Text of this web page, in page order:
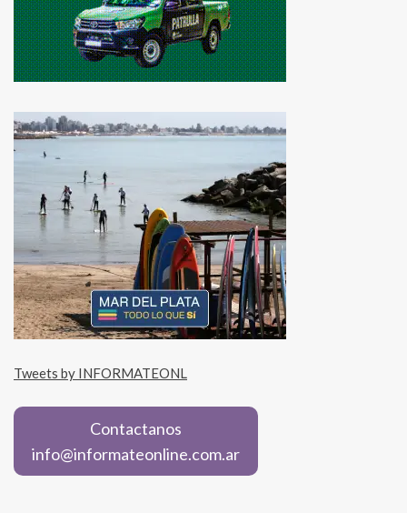
Tweets by INFORMATEONL
Contactanos
info@informateonline.com.ar